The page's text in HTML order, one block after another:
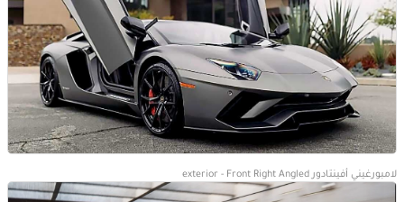
لامبورغيني أفينتادور exterior - Front Right Angled